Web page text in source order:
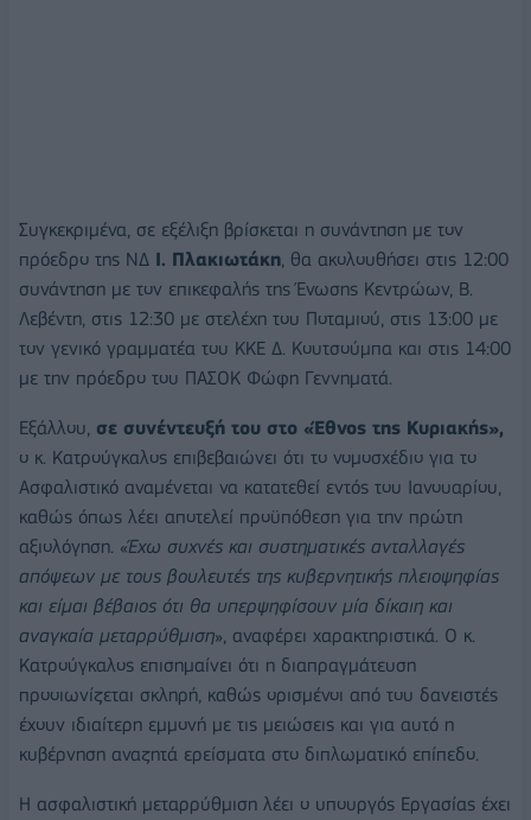
Συγκεκριμένα, σε εξέλιξη βρίσκεται η συνάντηση με τον
πρόεδρο της ΝΔ Ι. Πλακιωτάκη, θα ακολουθήσει στις 12:00
συνάντηση με τον επικεφαλής της Ένωσης Κεντρώων, Β.
Λεβέντη, στις 12:30 με στελέχη του Ποταμιού, στις 13:00 με
τον γενικό γραμματέα του ΚΚΕ Δ. Κουτσούμπα και στις 14:00
με την πρόεδρο του ΠΑΣΟΚ Φώφη Γεννηματά.
Εξάλλου, σε συνέντευξή του στο «Έθνος της Κυριακής»,
ο κ. Κατρούγκαλος επιβεβαιώνει ότι το νομοσχέδιο για το
Ασφαλιστικό αναμένεται να κατατεθεί εντός του Ιανουαρίου,
καθώς όπως λέει αποτελεί προϋπόθεση για την πρώτη
αξιολόγηση. «Έχω συχνές και συστηματικές ανταλλαγές
απόψεων με τους βουλευτές της κυβερνητικής πλειοψηφίας
και είμαι βέβαιος ότι θα υπερψηφίσουν μία δίκαιη και
αναγκαία μεταρρύθμιση», αναφέρει χαρακτηριστικά. Ο κ.
Κατρούγκαλος επισημαίνει ότι η διαπραγμάτευση
προοιωνίζεται σκληρή, καθώς ορισμένοι από του δανειστές
έχουν ιδιαίτερη εμμονή με τις μειώσεις και για αυτό η
κυβέρνηση αναζητά ερείσματα στο διπλωματικό επίπεδο.
Η ασφαλιστική μεταρρύθμιση λέει ο υπουργός Εργασίας έχει